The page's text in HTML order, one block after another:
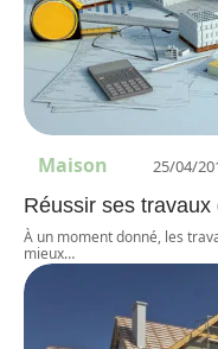
Maison 25/04/
Réussir ses travaux
À un moment donné, les
mieux…